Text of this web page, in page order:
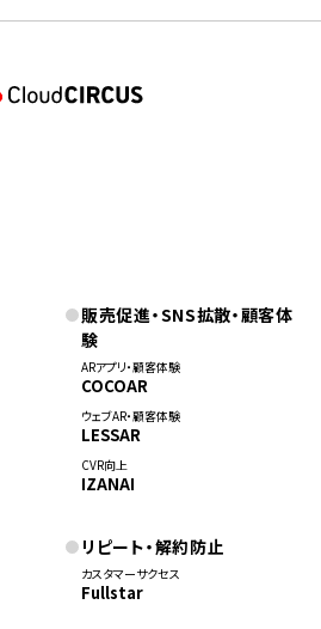
販売促進・SNS拡散・顧客体
験
ARアプリ・顧客体験
COCOAR
ウェブAR・顧客体験
LESSAR
CVR向上
IZANAI
リピート・解約防止
カスタマーサクセス
Fullstar